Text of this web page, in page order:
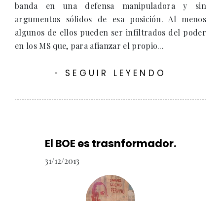
banda en una defensa manipuladora y sin
argumentos sólidos de esa posición. Al menos
algunos de ellos pueden ser infiltrados del poder
en los MS que, para afianzar el propio...
- SEGUIR LEYENDO
El BOE es trasnformador.
31/12/2013